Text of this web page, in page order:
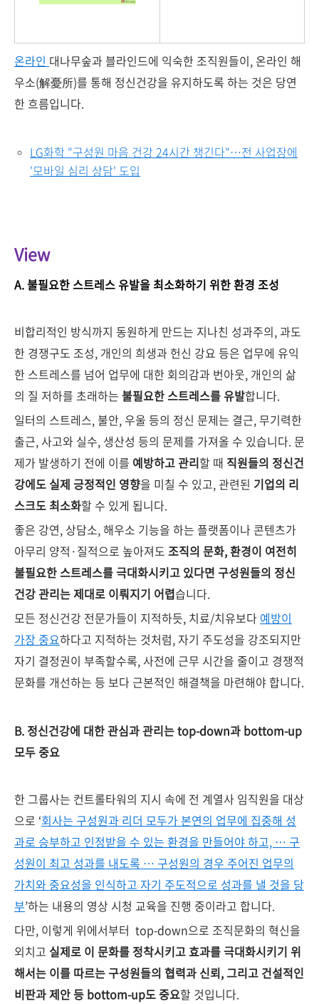
온라인 대나무숲과 블라인드에 익숙한 조직원들이, 온라인 해
우소(解憂所)를 통해 정신건강을 유지하도록 하는 것은 당연
한 흐름입니다.
LG화학 "구성원 마음 건강 24시간 챙긴다"…전 사업장에
'모바일 심리 상담' 도입
View
A.불필요한스트레스유발을 최소화하기 위한환경 조성
비합리적인 방식까지 동원하게 만드는 지나친 성과주의, 과도
한 경쟁구도 조성, 개인의 희생과 헌신 강요 등은 업무에 유익
한 스트레스를 넘어 업무에 대한 회의감과 번아웃, 개인의 삶
의 질 저하를 초래하는 불필요한 스트레스를 유발합니다.
일터의 스트레스, 불안, 우울 등의 정신 문제는 결근, 무기력한
출근, 사고와 실수, 생산성 등의 문제를 가져올 수 있습니다. 문
제가 발생하기 전에 이를 예방하고 관리할 때 직원들의 정신건
강에도 실제 긍정적인 영향을 미칠 수 있고, 관련된 기업의 리
스크도 최소화할 수 있게 됩니다.
좋은 강연, 상담소, 해우소 기능을 하는 플랫폼이나 콘텐츠가
아무리 양적·질적으로 높아져도 조직의 문화, 환경이 여전히
불필요한 스트레스를 극대화시키고 있다면 구성원들의 정신
건강 관리는 제대로 이뤄지기 어렵습니다.
모든 정신건강 전문가들이 지적하듯, 치료/치유보다 예방이
가장 중요하다고 지적하는 것처럼, 자기 주도성을 강조되지만
자기 결정권이 부족할수록, 사전에 근무 시간을 줄이고 경쟁적
문화를 개선하는 등 보다 근본적인 해결책을 마련해야 합니다.
B. 정신건강에 대한관심과관리는 top-down과 bottom-up
모두중요
한 그룹사는 컨트롤타워의 지시 속에 전 계열사 임직원을 대상
으로 ‘회사는 구성원과 리더 모두가 본연의 업무에 집중해 성
과로 승부하고 인정받을 수 있는 환경을 만들어야 하고, … 구
성원이 최고 성과를 내도록 … 구성원의 경우 주어진 업무의
가치와 중요성을 인식하고 자기 주도적으로 성과를 낼 것을 당
부’하는 내용의 영상 시청 교육을 진행 중이라고 합니다.
다만, 이렇게 위에서부터 top-down으로 조직문화의 혁신을
외치고 실제로 이 문화를 정착시키고 효과를 극대화시키기 위
해서는 이를 따르는 구성원들의 협력과 신뢰, 그리고 건설적인
비판과 제안 등 bottom-up도 중요할 것입니다.